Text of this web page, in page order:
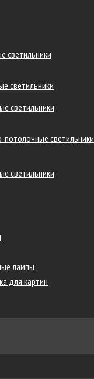
светильники
светильники
светильники
потолочные светильники
светильники
лампы
для картин